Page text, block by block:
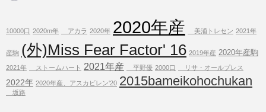
10000口 2020m年 アカラ 2020年 2020年産 美浦トレセン 2021年
産駒 (外)Miss Fear Factor' 16 2019年産 2020年産駒
2021年 ストームハート 2021年産 平野優 2000口 リサ・オールプレス
2022年 2020年産、アスカビレン'20 2015bameikohochukan
坂路